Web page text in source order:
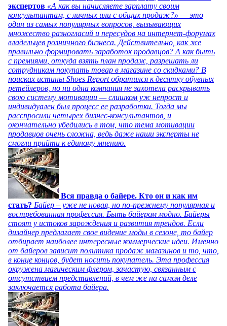
экспертов «А как вы начисляете зарплату своим
консультантам, с личных или с общих продаж?» — это
один из самых популярных вопросов, вызывающих
множество разногласий и пересудов на интернет-форумах
владельцев розничного бизнеса. Действительно, как же
правильно формировать заработок продавцов? А как быть
с премиями, откуда взять план продаж, разрешать ли
сотрудникам покупать товар в магазине со скидками? В
поисках истины Shoes Report обратился к десятку обувных
ретейлеров, но ни одна компания не захотела раскрывать
свою систему мотивации — слишком уж непрост и
индивидуален был процесс ее разработки. Тогда мы
расспросили четырех бизнес-консультантов, и
окончательно убедились в том, что тема мотивации
продавцов очень сложна, ведь даже наши эксперты не
смогли прийти к единому мнению.
Вся правда о байере. Кто он и как им
стать? Байер – уже не новая, но по-прежнему популярная и
востребованная профессия. Быть байером модно. Байеры
стоят у истоков зарождения и развития трендов. Если
дизайнер предлагает свое видение моды в сезоне, то байер
отбирает наиболее интересные коммерческие идеи. Именно
от байеров зависит политика продаж магазинов и то, что,
в конце концов, будет носить покупатель. Эта профессия
окружена магическим флером, зачастую, связанным с
отсутствием представлений, в чем же на самом деле
заключается работа байера.